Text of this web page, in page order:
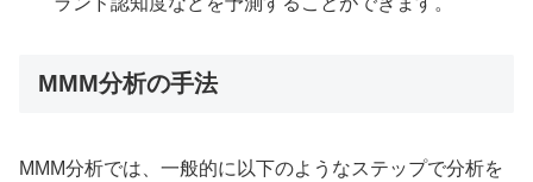
MMM分析の手法
MMM分析では、一般的に以下のようなステップで分析を